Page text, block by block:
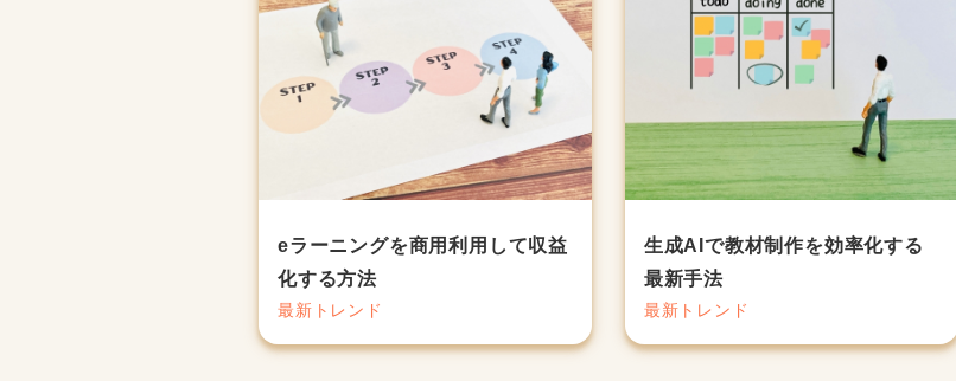
eラーニングを商用利用して収益
化する方法
最新トレンド
生成AIで教材制作を効率化する
最新手法
最新トレンド